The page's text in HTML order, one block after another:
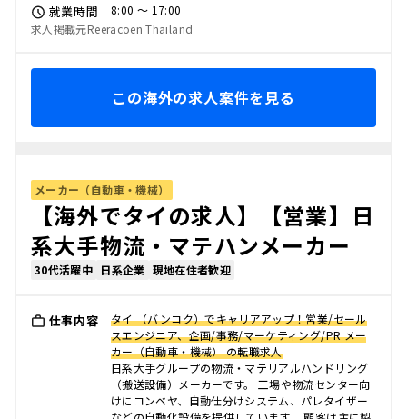
就業時間
8:00 〜 17:00
求人掲載元Reeracoen Thailand
この海外の求人案件を見る
メーカー（自動車・機械）
【海外でタイの求人】【営業】日
系大手物流・マテハンメーカー
30代活躍中 日系企業 現地在住者歓迎
仕事内容
タイ （バンコク）でキャリアアップ！営業/セール
スエンジニア、企画/事務/マーケティング/PR メー
カー（自動車・機械） の転職求人
日系大手グループの物流・マテリアルハンドリング
（搬送設備）メーカーです。 工場や物流センター向
けにコンベヤ、自動仕分けシステム、パレタイザー